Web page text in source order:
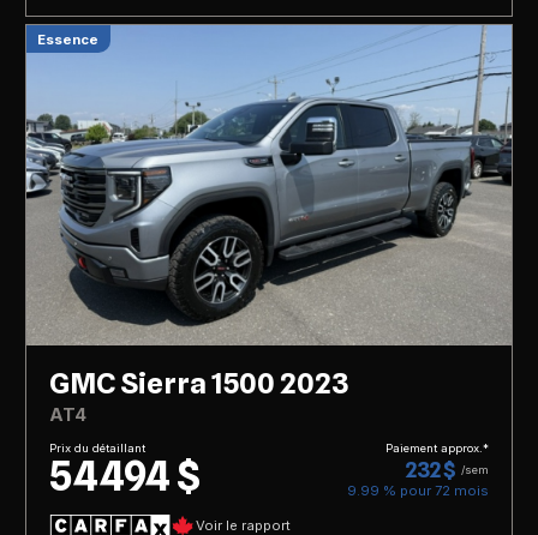
Essence
GMC Sierra 1500 2023
AT4
Prix du détaillant
54 494 $
Paiement approx.*
232 $ /sem
9.99 % pour 72 mois
Voir le rapport